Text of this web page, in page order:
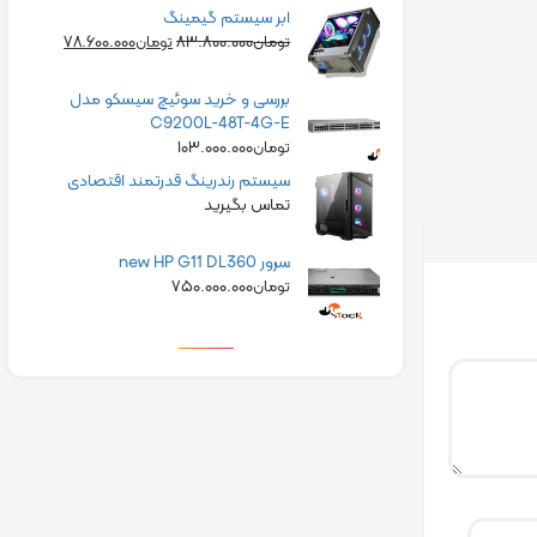
ابر سیستم گیمینگ
تومان۸۳.۸۰۰.۰۰۰تومان۷۸.۶۰۰.۰۰۰
بررسی و خرید سوئیچ سیسکو مدل
C9200L-48T-4G-E
تومان۱۰۳.۰۰۰.۰۰۰
سیستم رندرینگ قدرتمند اقتصادی
تماس بگیرید
سرور new HP G11 DL360
تومان۷۵۰.۰۰۰.۰۰۰